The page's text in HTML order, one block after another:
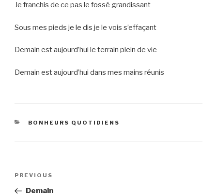
Je franchis de ce pas le fossé grandissant
Sous mes pieds je le dis je le vois s’effaçant
Demain est aujourd’hui le terrain plein de vie
Demain est aujourd’hui dans mes mains réunis
CATEGORIES
BONHEURS QUOTIDIENS
Previous
Post
PREVIOUS
Demain